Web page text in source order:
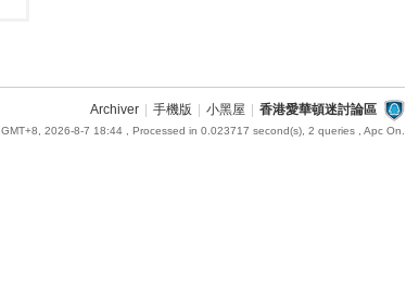
Archiver 手機版 小黑屋 香港愛華頓迷討論區
GMT+8, 2026-8-7 18:44, Processed in 0.023717 second(s), 2 queries , Apc On.